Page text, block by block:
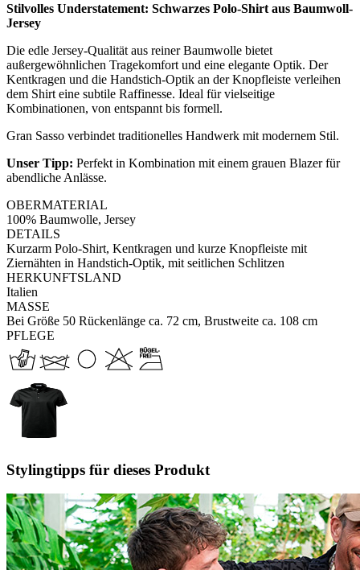
Stilvolles Understatement: Schwarzes Polo-Shirt aus Baumwoll-
Jersey
Die edle Jersey-Qualität aus reiner Baumwolle bietet
außergewöhnlichen Tragekomfort und eine elegante Optik. Der
Kentkragen und die Handstich-Optik an der Knopfleiste verleihen
dem Shirt eine subtile Raffinesse. Ideal für vielseitige
Kombinationen, von entspannt bis formell.
Gran Sasso verbindet traditionelles Handwerk mit modernem Stil.
Unser Tipp: Perfekt in Kombination mit einem grauen Blazer für
abendliche Anlässe.
OBERMATERIAL
100% Baumwolle, Jersey
DETAILS
Kurzarm Polo-Shirt, Kentkragen und kurze Knopfleiste mit
Ziernähten in Handstich-Optik, mit seitlichen Schlitzen
HERKUNFTSLAND
Italien
MASSE
Bei Größe 50 Rückenlänge ca. 72 cm, Brustweite ca. 108 cm
PFLEGE
Stylingtipps für dieses Produkt